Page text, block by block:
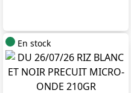
En stock